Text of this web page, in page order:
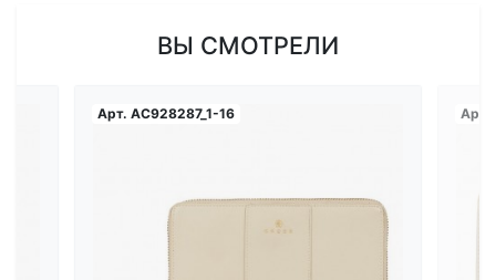
ВЫ СМОТРЕЛИ
Арт. AC928287_1-16 Арт.